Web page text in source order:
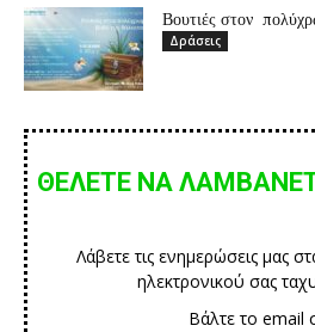
Βουτιές στον
Δράσεις
ΘΕΛΕΤΕ ΝΑ
Λάβετε τις ενημερώσεις μας
ηλεκτρονικού σας
Βάλτε το email